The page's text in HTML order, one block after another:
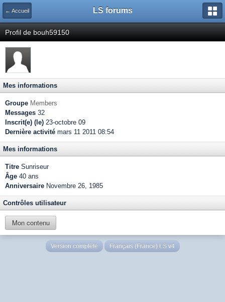
← Accueil LS forums
Profil de bouh59150
Mes informations
Groupe Members
Messages 32
Inscrit(e) (le) 23-octobre 09
Dernière activité mars 11 2011 08:54
Mes informations
Titre Sunriseur
Âge 40 ans
Anniversaire Novembre 26, 1985
Contrôles utilisateur
Mon contenu
Version complète Français (France) LS v4